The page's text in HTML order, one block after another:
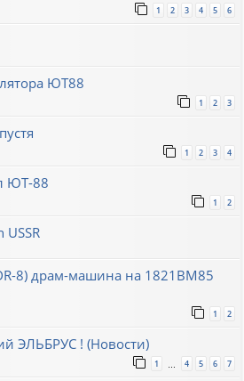
1 2 3 4 5 6
ЮТ88
1 2 3
1 2 3 4
ЮТ-88
1 2
USSR
8) драм-машина на 1821ВМ85
1 2
ЭЛЬБРУС ! (Новости)
1 … 4 5 6 7